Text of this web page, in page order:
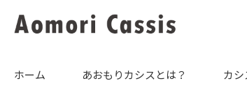
ホーム あおもりカシスとは？ カシ